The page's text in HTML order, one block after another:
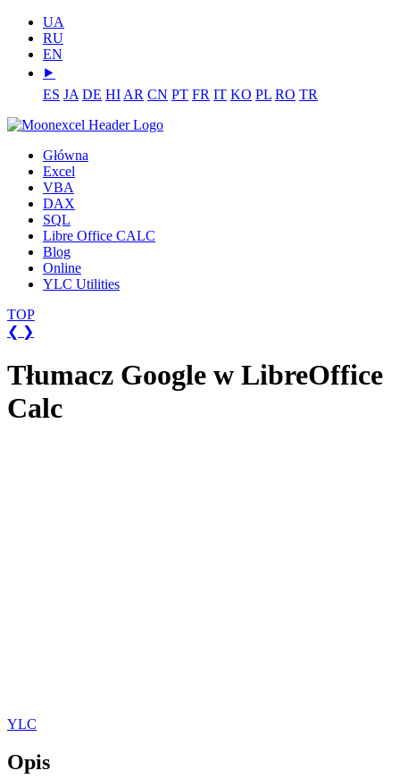
UA
RU
EN
⯈
ES JA DE HI AR CN PT FR IT KO PL RO TR
Główna
Excel
VBA
DAX
SQL
Libre Office CALC
Blog
Online
YLC Utilities
TOP
❮ ❯
Tłumacz Google w LibreOffice
Calc
YLC
Opis